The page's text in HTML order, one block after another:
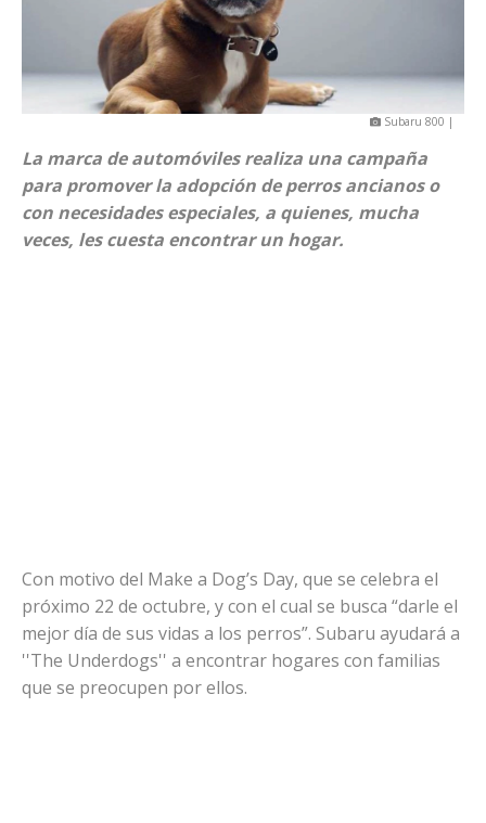
Subaru 800 |
La marca de automóviles realiza una campaña
para promover la adopción de perros ancianos o
con necesidades especiales, a quienes, mucha
veces, les cuesta encontrar un hogar.
Con motivo del Make a Dog’s Day, que se celebra el
próximo 22 de octubre, y con el cual se busca “darle el
mejor día de sus vidas a los perros”. Subaru ayudará a
''The Underdogs'' a encontrar hogares con familias
que se preocupen por ellos.